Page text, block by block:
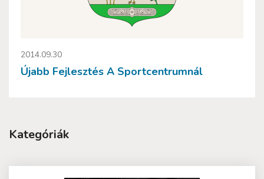
2014.09.30
Újabb Fejlesztés A Sportcentrumnál
Kategóriák